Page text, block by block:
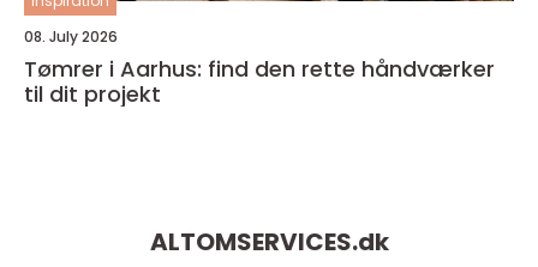
08. July 2026
Tømrer i Aarhus: find den rette håndværker
til dit projekt
ALTOMSERVICES.dk